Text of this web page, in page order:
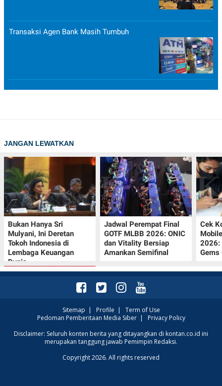
Transaksi Agen Bank Masih Tumbuh
JANGAN LEWATKAN
Bukan Hanya Sri
Mulyani, Ini Deretan
Tokoh Indonesia di
Lembaga Keuangan
Dunia
Jadwal Perempat Final
GOTF MLBB 2026: ONIC
dan Vitality Bersiap
Amankan Semifinal
Cek
2026:
Gems
Promo JSM Superindo
7–9 Agustus 2026,
Rp37.900 hingga Buah
Sitemap | Profile | Term of Use
Pedoman Pemberitaan Media Siber| Privacy Policy
Disclaimer: Seluruh konten berita yang ditayangkan di kontan.co.id ini
merupakan tanggung jawab Pemimpin Redaksi.
Copyright 2026. All rights reserved